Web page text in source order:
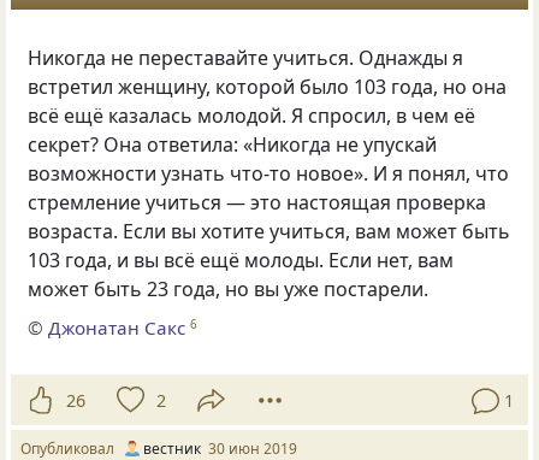
Никогда не переставайте учиться. Однажды я
встретил женщину, которой было 103 года, но она
всё ещё казалась молодой. Я спросил, в чем её
секрет? Она ответила: «Никогда не упускай
возможности узнать что-то новое». И я понял, что
стремление учиться — это настоящая проверка
возраста. Если вы хотите учиться, вам может быть
103 года, и вы всё ещё молоды. Если нет, вам
может быть 23 года, но вы уже постарели.
©Джонатан Сакс 6
26 2 1
Опубликовал вестник 30 июн 2019